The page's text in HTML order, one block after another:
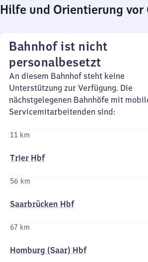
Hilfe und Orientierung vor
Bahnhof ist nicht
personalbesetzt
An diesem Bahnhof steht keine
Unterstützung zur Verfügung. Die
nächstgelegenen Bahnhöfe mit
Servicemitarbeitenden sind:
11 km
Trier Hbf
56 km
Saarbrücken Hbf
67 km
Homburg (Saar) Hbf